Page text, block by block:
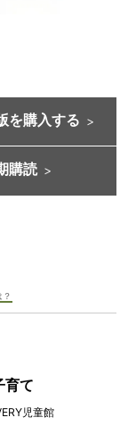
を購入する
購読
育て
児童館